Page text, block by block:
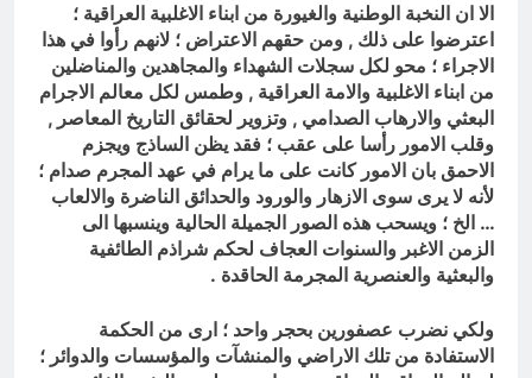
الا ان النخبة الوطنية والغيورة من ابناء الاغلبية العراقية ؛
اعترضوا على ذلك , ومن حقهم الاعتراض ؛ لانهم رأوا في هذا
الاجراء ؛ محو لكل سجلات الشهداء والمجاهدين والمناضلين
من ابناء الاغلبية والامة العراقية , وطمس لكل معالم الاجرام
البعثي والارهاب الصدامي , وتزوير لحقائق التاريخ المعاصر ,
وقلب الامور رأسا على عقب ؛ فقد يظن الساذج ويجزم
الاحمق بان الامور كانت على ما يرام في عهد المجرم صدام ؛
لأنه لا يرى سوى الازهار والورود والحدائق الناضرة والالعاب
… الخ ؛ ويسحب هذه الصور الجميلة الحالية وينسبها الى
الزمن الاغبر والسنوات العجاف لحكم شراذم الطائفية
والبعثية والعنصرية المجرمة الحاقدة .
ولكي نضرب عصفورين بحجر واحد ؛ ارى من الحكمة
الاستفادة من تلك الاراضي والمنشآت والمؤسسات والدوائر ؛